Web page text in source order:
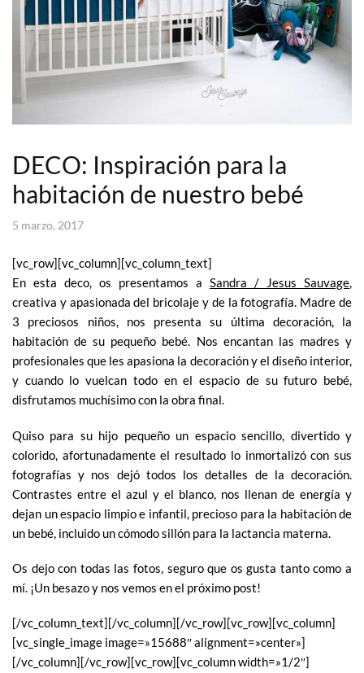
DECO: Inspiración para la
habitación de nuestro bebé
5 marzo, 2017
[vc_row][vc_column][vc_column_text]
En esta deco, os presentamos a Sandra / Jesus Sauvage,
creativa y apasionada del bricolaje y de la fotografía. Madre de
3 preciosos niños, nos presenta su última decoración, la
habitación de su pequeño bebé. Nos encantan las madres y
profesionales que les apasiona la decoración y el diseño interior,
y cuando lo vuelcan todo en el espacio de su futuro bebé,
disfrutamos muchísimo con la obra final.
Quiso para su hijo pequeño un espacio sencillo, divertido y
colorido, afortunadamente el resultado lo inmortalizó con sus
fotografías y nos dejó todos los detalles de la decoración.
Contrastes entre el azul y el blanco, nos llenan de energía y
dejan un espacio limpio e infantil, precioso para la habitación de
un bebé, incluido un cómodo sillón para la lactancia materna.
Os dejo con todas las fotos, seguro que os gusta tanto como a
mí. ¡Un besazo y nos vemos en el próximo post!
[/vc_column_text][/vc_column][/vc_row][vc_row][vc_column]
[vc_single_image image=»15688″ alignment=»center»]
[/vc_column][/vc_row][vc_row][vc_column width=»1/2″]